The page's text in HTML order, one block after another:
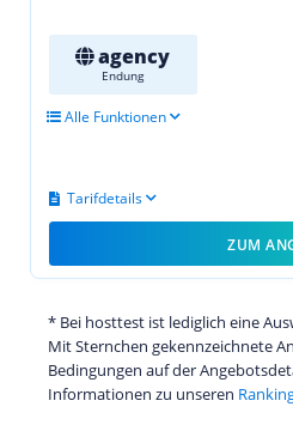
agency
Endung
Alle Funktionen
Tarifdetails
ZUM
* Bei hosttest ist lediglich eine
Mit Sternchen gekennzeichnete
Bedingungen auf der
Informationen zu unseren